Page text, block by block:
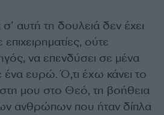
αυτή τη δουλειά δεν έχει
ούτε
να επενδύσει σε μένα
ένα ευρώ. Ό,τι έχω κάνει το
μου στο Θεό, τη βοήθεια
ανθρώπων που ήταν δίπλα